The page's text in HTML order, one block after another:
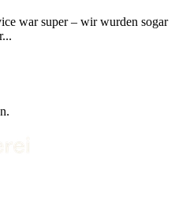
war super – wir wurden sogar